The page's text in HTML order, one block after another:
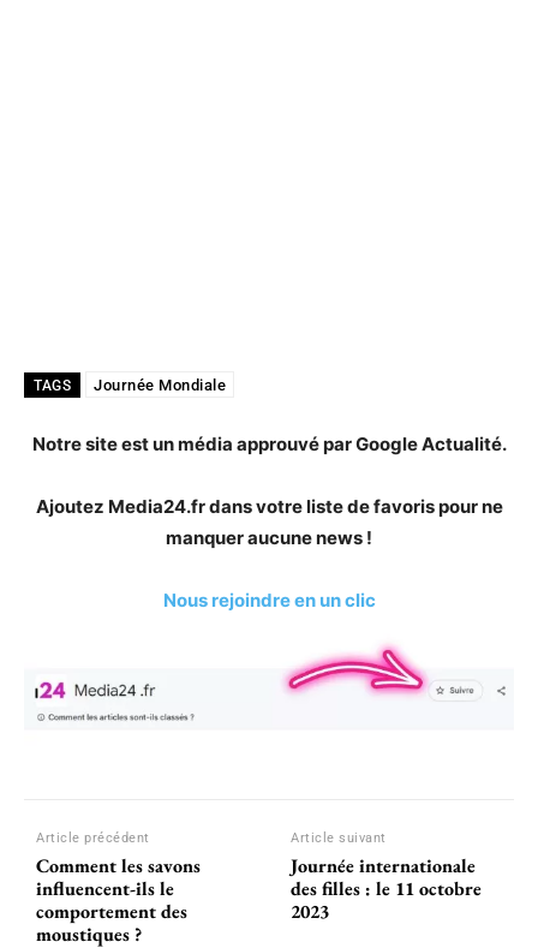
TAGS Journée Mondiale
Notre site est un média approuvé par Google Actualité.
Ajoutez Media24.fr dans votre liste de favoris pour ne
manquer aucune news !
Nous rejoindre en un clic
Article précédent
Comment les savons
influencent-ils le
comportement des
moustiques ?
Article suivant
Journée internationale
des filles : le 11 octobre
2023